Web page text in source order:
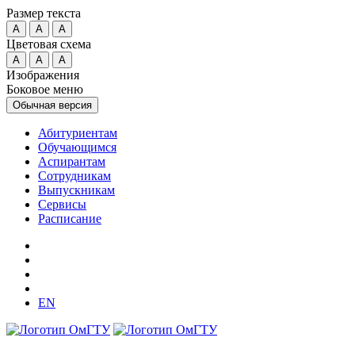
Размер текста
A A A
Цветовая схема
A A A
Изображения
Боковое меню
Обычная версия
Абитуриентам
Обучающимся
Аспирантам
Сотрудникам
Выпускникам
Сервисы
Расписание
EN